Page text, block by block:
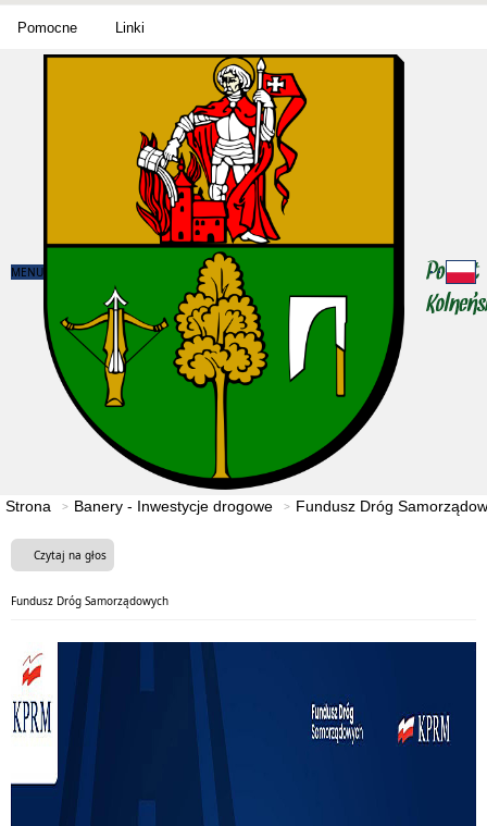
Pomocne Linki
MENU
Strona Banery - Inwestycje drogowe Fundusz Dróg
Czytaj na głos
Fundusz Dróg Samorządowych